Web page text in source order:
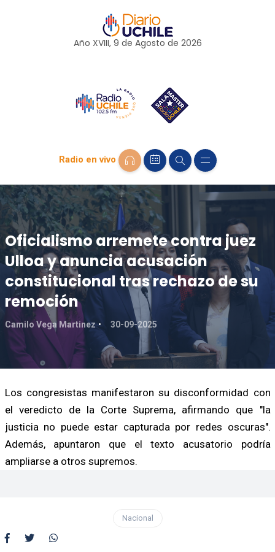
Año XVIII, 9 de Agosto de 2026
Radio en vivo
Oficialismo arremete contra juez
Ulloa y anuncia acusación
constitucional tras rechazo de su
remoción
Camilo Vega Martinez 30-09-2025
Los congresistas manifestaron su disconformidad con
el veredicto de la Corte Suprema, afirmando que "la
justicia no puede estar capturada por redes oscuras".
Además, apuntaron que el texto acusatorio podría
ampliarse a otros supremos.
Nacional